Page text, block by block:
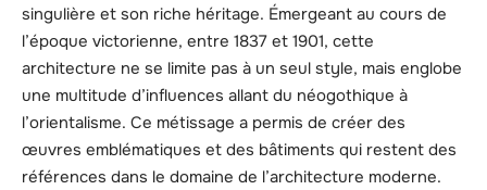
singulière et son riche héritage. Émergeant au cours de
l’époque victorienne, entre 1837 et 1901, cette
architecture ne se limite pas à un seul style, mais englobe
une multitude d’influences allant du néogothique à
l’orientalisme. Ce métissage a permis de créer des
œuvres emblématiques et des bâtiments qui restent des
références dans le domaine de l’architecture moderne.